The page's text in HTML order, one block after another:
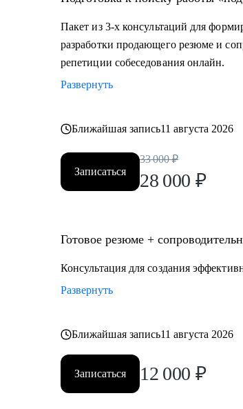
декрета, возраст 45+ и др.)
Кому могу помочь:
Топ-менеджерам, руководителям и
• закупки, cнабжение, логистика, ВЭД;
• административное управление;
Пакет из 3-х консультаций для
разработки продающего резюме и
репетиции собеседования онлайн.
Развернуть
Ближайшая запись11 августа 2026
Записаться
33 000 ₽
28 000 ₽
Готовое резюме +
Консультация для создания
Развернуть
Ближайшая запись11 августа 2026
Записаться 12 000 ₽